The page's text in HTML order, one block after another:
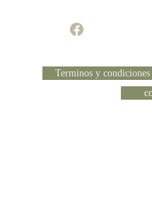
Terminos y condiciones